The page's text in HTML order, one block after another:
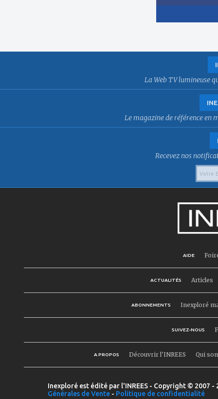
La Web TV lumineuse
Le magazine de référence en
Recevez nos
AIDE
ACTUALITÉS Articles
ABONNEMENTS Inexploré
SUIVEZ-NOUS
A PROPOS Découvrir l'INREES Qui
Inexploré est édité par l'INREES - Copyright © 2007
Générales de Vente - Politique de confidentialité